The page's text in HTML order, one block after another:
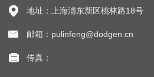
地址：上海浦东新区桃林路18号
邮箱：pulinfeng@dodgen.cn
传真：